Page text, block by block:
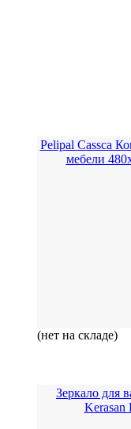
Pelipal Cassca
мебели
(нет на складе)
Зеркало для
Kerasan